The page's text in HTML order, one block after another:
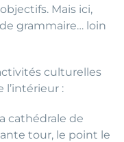
Mais ici,
grammaire… loin
culturelles
l’intérieur :
cathédrale de
tour, le point le